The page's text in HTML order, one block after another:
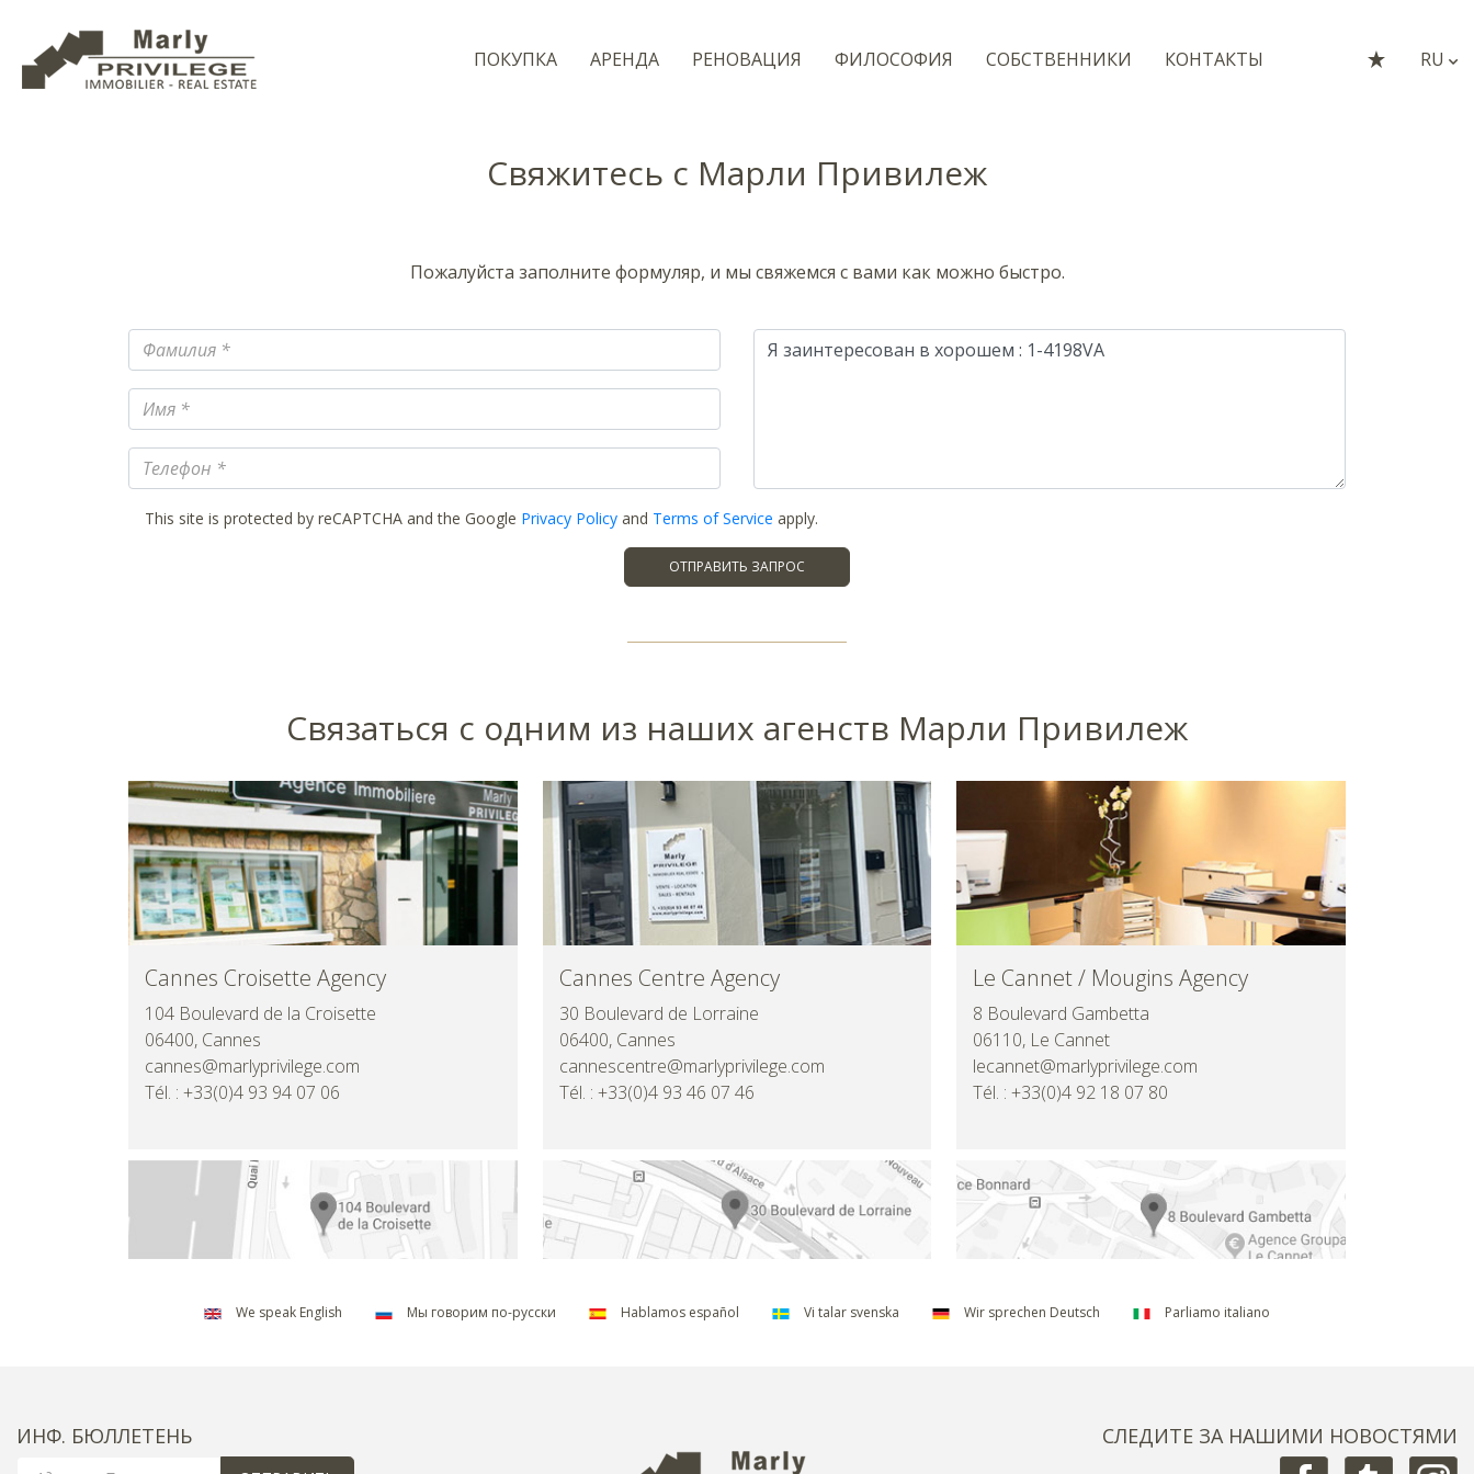
ПОКУПКА AРЕНДА РЕНОВАЦИЯ ФИЛОСОФИЯ СОБСТВЕННИКИ КОНТАКТЫ RU
Cвяжитесь с Марли Привилеж
Пожалуйста заполните формуляр, и мы свяжемся с вами как можно быстро.
Фамилия
Имя
Телефон
This site is protected by reCAPTCHA and the Google Privacy Policy and Terms of Service apply.
ОТПРАВИТЬ ЗАПРОС
Cвязаться с одним из наших aгенств Марли Привилеж
Cannes Croisette Agency
104 Boulevard de la Croisette
06400, Cannes
cannes@marlyprivilege.com
Tél. : +33(0)4 93 94 07 06
Cannes Centre Agency
30 Boulevard de Lorraine
06400, Cannes
cannescentre@marlyprivilege.com
Tél. : +33(0)4 93 46 07 46
Le Cannet / Mougins Agency
8 Boulevard Gambetta
06110, Le Cannet
lecannet@marlyprivilege.com
Tél. : +33(0)4 92 18 07 80
We speak English Мы говорим по-русски Hablamos español Vi talar svenska Wir sprechen Deutsch Parliamo italiano
ИНФ. БЮЛЛЕТЕНЬ СЛЕДИТЕ ЗА НАШИМИ НОВОСТЯМИ